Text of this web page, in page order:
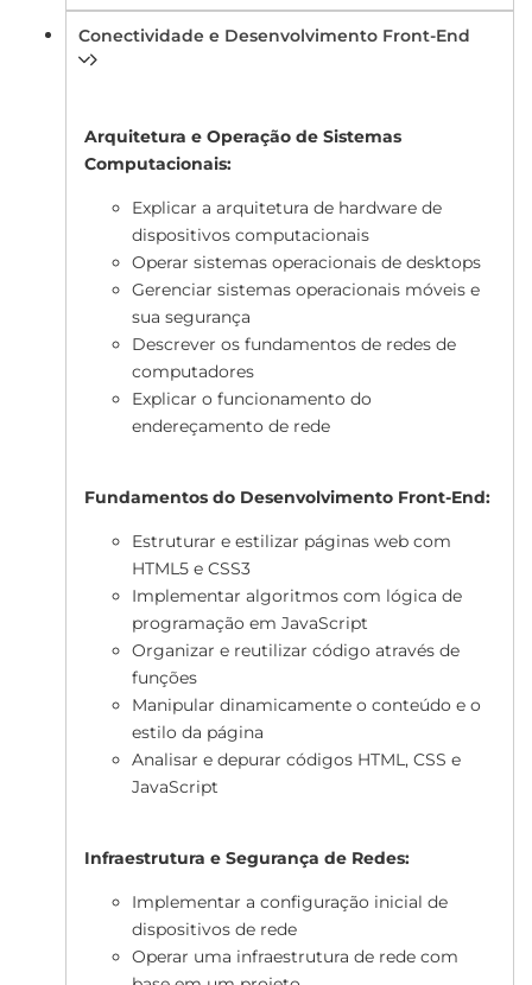
Conectividade e Desenvolvimento Front-End
Arquitetura e Operação de Sistemas
Computacionais:
Explicar a arquitetura de hardware de
dispositivos computacionais
Operar sistemas operacionais de desktops
Gerenciar sistemas operacionais móveis e
sua segurança
Descrever os fundamentos de redes de
computadores
Explicar o funcionamento do
endereçamento de rede
Fundamentos do Desenvolvimento Front-End:
Estruturar e estilizar páginas web com
HTML5 e CSS3
Implementar algoritmos com lógica de
programação em JavaScript
Organizar e reutilizar código através de
funções
Manipular dinamicamente o conteúdo e o
estilo da página
Analisar e depurar códigos HTML, CSS e
JavaScript
Infraestrutura e Segurança de Redes:
Implementar a configuração inicial de
dispositivos de rede
Operar uma infraestrutura de rede com